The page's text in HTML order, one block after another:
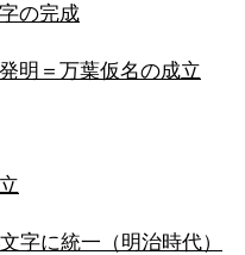
の完成
明＝万葉仮名の成立
字に統一（明治時代）